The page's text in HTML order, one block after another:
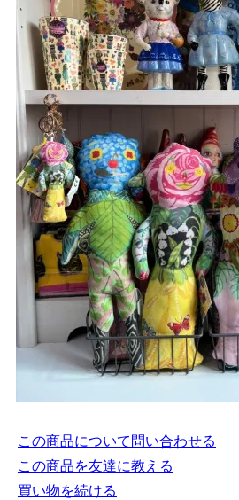
この商品について問い合わせる
この商品を友達に教える
買い物を続ける